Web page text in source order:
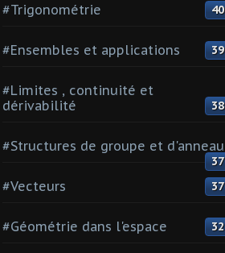
#Trigonométrie 40
#Ensembles et applications 39
#Limites , continuité et
dérivabilité
38
#Structures de groupe et d'anneau
37
#Vecteurs 37
#Géométrie dans l'espace 32